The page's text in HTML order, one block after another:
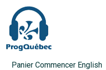
Panier Commencer English